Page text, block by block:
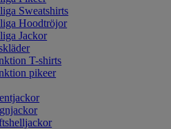
Sweatshirts
Hoodtröjor
Jackor
T-shirts
pikeer